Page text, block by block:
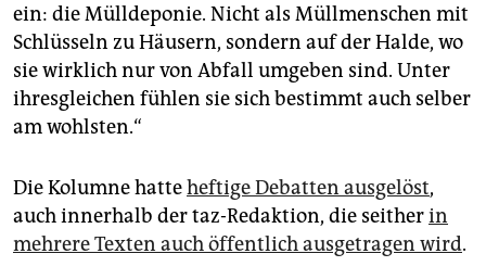
ein: die Mülldeponie. Nicht als Müllmenschen mit
Schlüsseln zu Häusern, sondern auf der Halde, wo
sie wirklich nur von Abfall umgeben sind. Unter
ihresgleichen fühlen sie sich bestimmt auch selber
am wohlsten.“
Die Kolumne hatteheftige Debatten ausgelöst,
auch innerhalb der taz-Redaktion, die seitherin
mehrere Texten auch öffentlich ausgetragen wird.